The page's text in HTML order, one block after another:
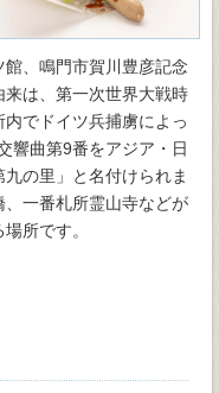
館、鳴門市賀川豊彦記念
は、第一次世界大戦時
でドイツ兵捕虜によっ
響曲第9番をアジア・日
の里」と名付けられま
、一番札所霊山寺などが
所です。